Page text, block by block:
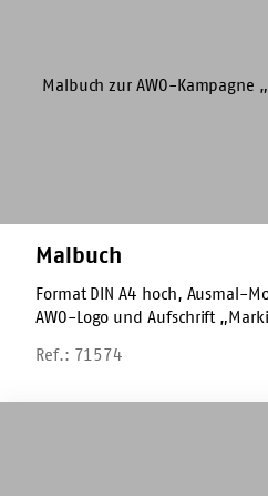
Malbuch
Format DIN A4 hoch, Ausmal-
AWO-Logo und Aufschrift
Ref.: 71574